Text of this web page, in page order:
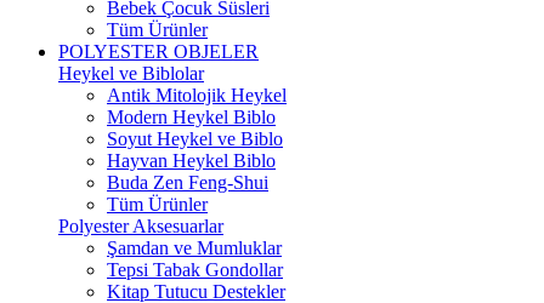
Bebek Çocuk Süsleri
Tüm Ürünler
POLYESTER OBJELER
Heykel ve Biblolar
Antik Mitolojik Heykel
Modern Heykel Biblo
Soyut Heykel ve Biblo
Hayvan Heykel Biblo
Buda Zen Feng-Shui
Tüm Ürünler
Polyester Aksesuarlar
Şamdan ve Mumluklar
Tepsi Tabak Gondollar
Kitap Tutucu Destekler